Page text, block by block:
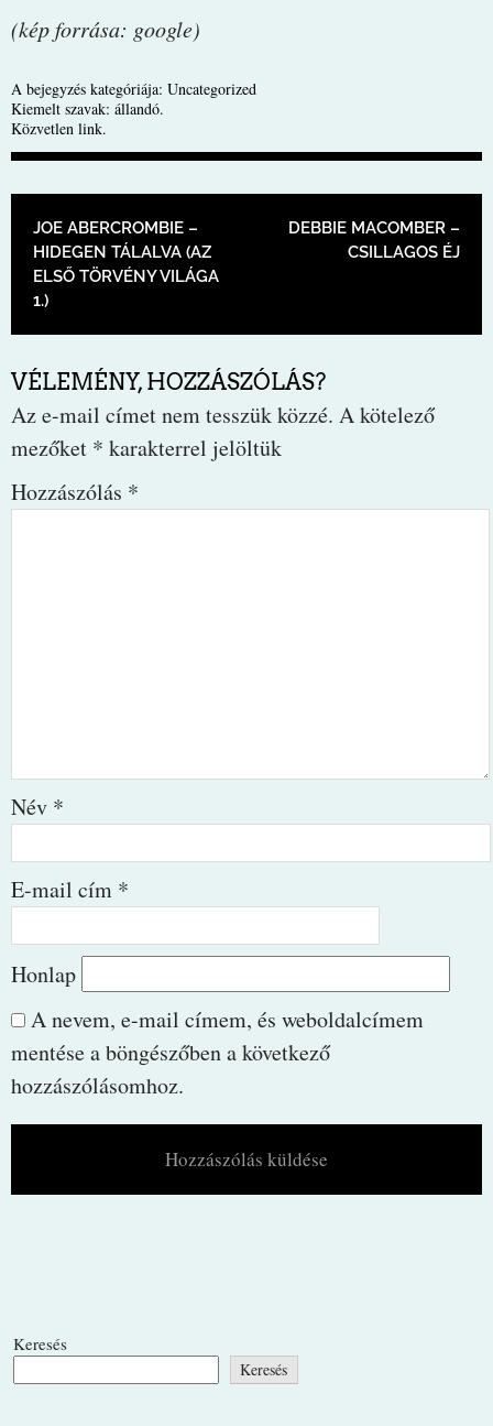
(kép forrása: google)
A bejegyzés kategóriája: Uncategorized
Kiemelt szavak: állandó.
Közvetlen link.
BEJEGYZÉS NAVIGÁCIÓ
JOE ABERCROMBIE –
HIDEGEN TÁLALVA (AZ
ELSŐ TÖRVÉNY VILÁGA
1.)
DEBBIE MACOMBER –
CSILLAGOS ÉJ
VÉLEMÉNY, HOZZÁSZÓLÁS?
Az e-mail címet nem tesszük közzé. A kötelező
mezőket * karakterrel jelöltük
Hozzászólás *
Név *
E-mail cím *
Honlap
A nevem, e-mail címem, és weboldalcímem
mentése a böngészőben a következő
hozzászólásomhoz.
Keresés
Keresés